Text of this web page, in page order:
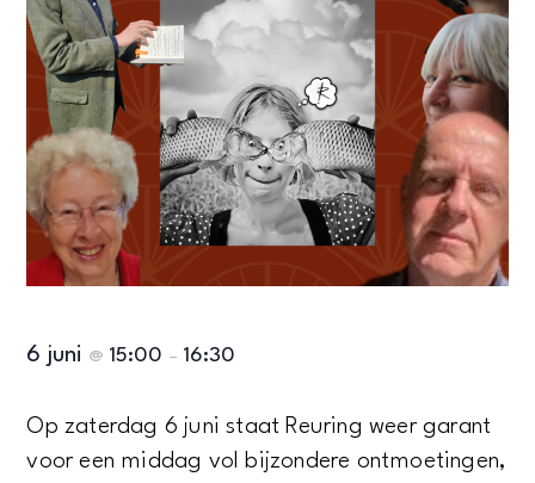
6 juni @ 15:00 – 16:30
Op zaterdag 6 juni staat Reuring weer garant
voor een middag vol bijzondere ontmoetingen,